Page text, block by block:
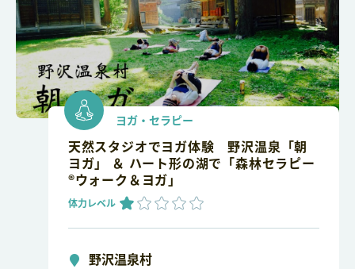
ヨガ・セラピー
天然スタジオでヨガ体験 野沢温泉「朝
ヨガ」 ＆ ハート形の湖で「森林セラピー
®ウォーク＆ヨガ」
体力レベル
野沢温泉村